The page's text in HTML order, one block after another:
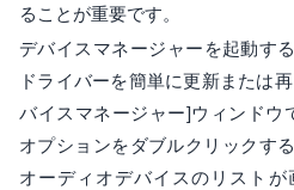
ることが重要です。
デバイスマネージャーを起動す
ドライバーを簡単に更新または
バイスマネージャー]ウィンドウ
オプションをダブルクリックす
オーディオデバイスのリストが